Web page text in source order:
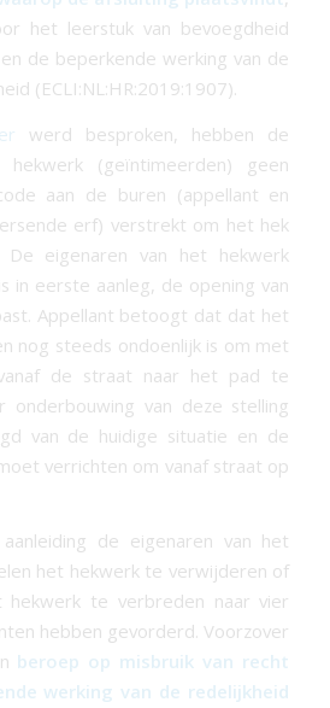
het leerstuk van bevoegdheid
de beperkende werking van de
(ECLI:NL:HR:2019:1907).
werd besproken, hebben de
(geïntimeerden) geen
aan de buren (appellant en
erf) verstrekt om het hek
De eigenaren van het hekwerk
in eerste aanleg, de opening van
Appellant betoogt dat dat het
nog steeds ondoenlijk is om met
de straat naar het pad te
onderbouwing van deze stelling
van de huidige situatie en de
verrichten om vanaf straat op
de eigenaren van het
het hekwerk te verwijderen of
hekwerk te verbreden naar vier
hebben gevorderd. Voorzover
beroep op misbruik van recht
werking van de redelijkheid